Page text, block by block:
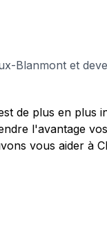
Blanmont et
de plus en plus
l'avantage vos
vous aider à